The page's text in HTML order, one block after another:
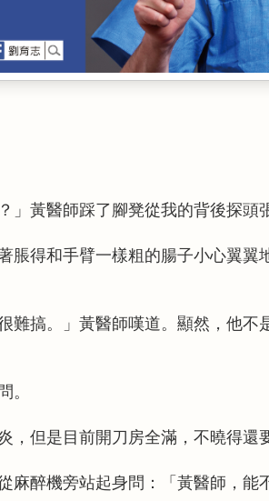
」黃醫師踩了腳凳從我的背後探頭
脹得和手臂一樣粗的腸子小心翼
難搞。」黃醫師嘆道。顯然，他
。
，但是目前開刀房全滿，不曉得
麻醉機旁站起身問：「黃醫師，能